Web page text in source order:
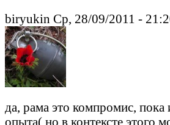
biryukin Ср, 28/09/2011 -
да, рама это компромис, пока
опыта( но в контексте этого